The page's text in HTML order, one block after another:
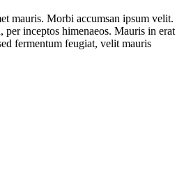
mauris. Morbi accumsan ipsum velit.
inceptos himenaeos. Mauris in erat
fermentum feugiat, velit mauris